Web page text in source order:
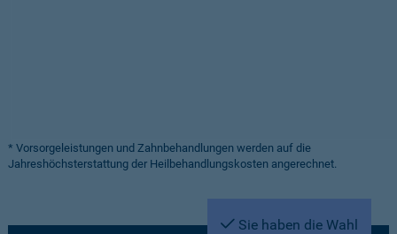
* Vorsorgeleistungen und Zahnbehandlungen werden auf die
Jahreshöchsterstattung der Heilbehandlungskosten angerechnet.
Sie haben die Wahl